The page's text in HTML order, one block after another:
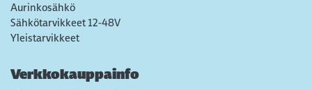
Aurinkosähkö
Sähkötarvikkeet 12-48V
Yleistarvikkeet
Verkkokauppainfo